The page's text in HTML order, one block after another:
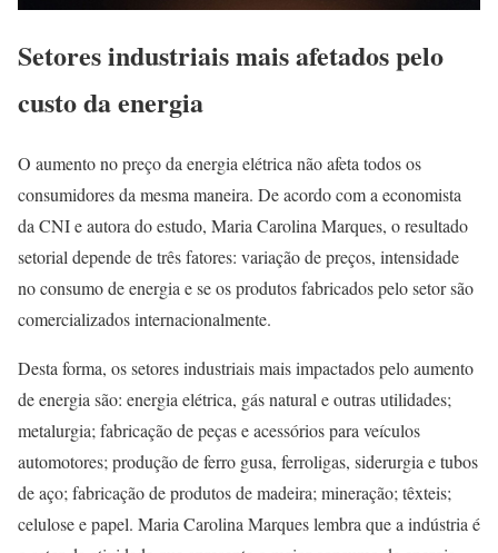
Setores industriais mais afetados pelo
custo da energia
O aumento no preço da energia elétrica não afeta todos os
consumidores da mesma maneira. De acordo com a economista
da CNI e autora do estudo, Maria Carolina Marques, o resultado
setorial depende de três fatores: variação de preços, intensidade
no consumo de energia e se os produtos fabricados pelo setor são
comercializados internacionalmente.
Desta forma, os setores industriais mais impactados pelo aumento
de energia são: energia elétrica, gás natural e outras utilidades;
metalurgia; fabricação de peças e acessórios para veículos
automotores; produção de ferro gusa, ferroligas, siderurgia e tubos
de aço; fabricação de produtos de madeira; mineração; têxteis;
celulose e papel. Maria Carolina Marques lembra que a indústria é